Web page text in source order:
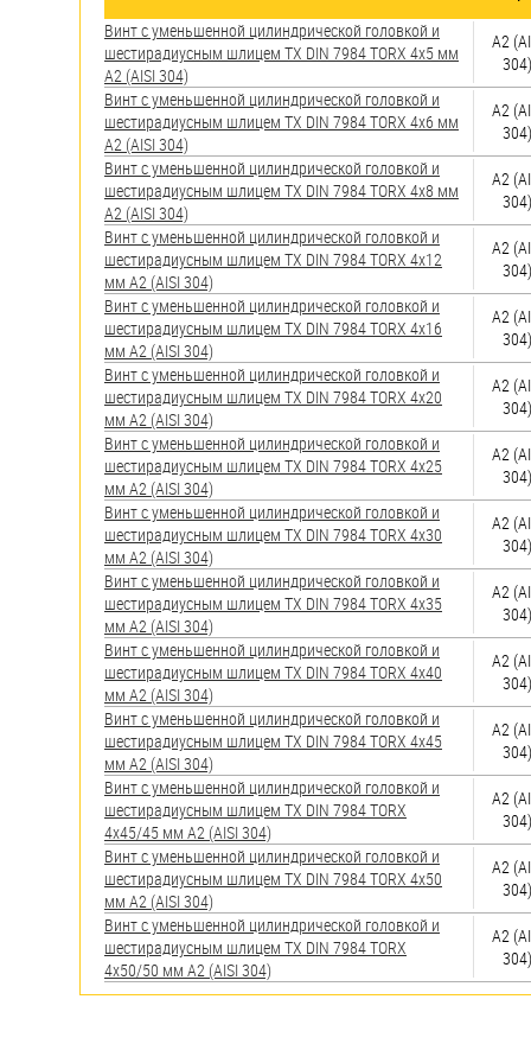
Пробки
Саморезы и шурупы
Стопорные кольца
Такелаж
Хомуты
Шайбы
Шпильки
Шплинты
Штифты и пальцы
Винт с уменьшенной цилиндрической головкой и
шестирадиусным шлицем TX DIN 7984 TORX 4х5 мм
А2 (AISI 304)
А2
304)
Винт с уменьшенной цилиндрической головкой и
шестирадиусным шлицем TX DIN 7984 TORX 4х6 мм
А2 (AISI 304)
А2
304)
Винт с уменьшенной цилиндрической головкой и
шестирадиусным шлицем TX DIN 7984 TORX 4х8 мм
А2 (AISI 304)
А2
304)
Винт с уменьшенной цилиндрической головкой и
шестирадиусным шлицем TX DIN 7984 TORX 4х12
мм А2 (AISI 304)
А2
304)
Винт с уменьшенной цилиндрической головкой и
шестирадиусным шлицем TX DIN 7984 TORX 4х16
мм А2 (AISI 304)
А2
304)
Винт с уменьшенной цилиндрической головкой и
шестирадиусным шлицем TX DIN 7984 TORX 4х20
мм А2 (AISI 304)
А2
304)
Винт с уменьшенной цилиндрической головкой и
шестирадиусным шлицем TX DIN 7984 TORX 4х25
мм А2 (AISI 304)
А2
304)
Винт с уменьшенной цилиндрической головкой и
шестирадиусным шлицем TX DIN 7984 TORX 4х30
мм А2 (AISI 304)
А2
304)
Винт с уменьшенной цилиндрической головкой и
шестирадиусным шлицем TX DIN 7984 TORX 4х35
мм А2 (AISI 304)
А2
304)
Винт с уменьшенной цилиндрической головкой и
шестирадиусным шлицем TX DIN 7984 TORX 4х40
мм А2 (AISI 304)
А2
304)
Винт с уменьшенной цилиндрической головкой и
шестирадиусным шлицем TX DIN 7984 TORX 4х45
мм А2 (AISI 304)
А2
304)
Винт с уменьшенной цилиндрической головкой и
шестирадиусным шлицем TX DIN 7984 TORX
4х45/45 мм А2 (AISI 304)
А2
304)
Винт с уменьшенной цилиндрической головкой и
шестирадиусным шлицем TX DIN 7984 TORX 4х50
мм А2 (AISI 304)
А2
304)
Винт с уменьшенной цилиндрической головкой и
шестирадиусным шлицем TX DIN 7984 TORX
4х50/50 мм А2 (AISI 304)
А2
304)